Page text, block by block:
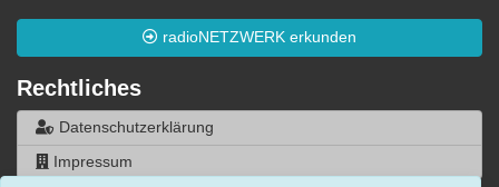
radioNETZWERK erkunden
Rechtliches
Datenschutzerklärung
Impressum